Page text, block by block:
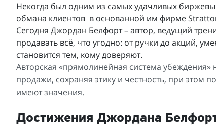
Некогда был одним из самых удачливых
обмана клиентов в основанной им фирме
Сегодня Джордан Белфорт – автор, ведущий
продавать всё, что угодно: от ручки до акций,
становится тем, кому доверяют.
Авторская «прямолинейная система убеждения»
продажи, сохраняя этику и честность, при этом
имеют значения.
Достижения Джордана